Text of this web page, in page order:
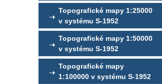
Topografické mapy 1:25000
v systému S-1952
Topografické mapy 1:50000
v systému S-1952
Topografické mapy
1:100000 v systému S-1952